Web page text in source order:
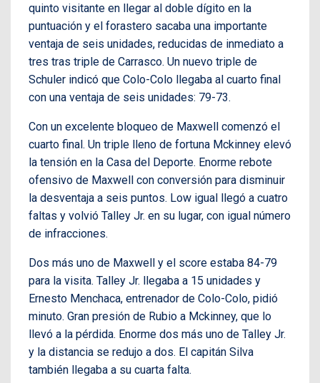
quinto visitante en llegar al doble dígito en la
puntuación y el forastero sacaba una importante
ventaja de seis unidades, reducidas de inmediato a
tres tras triple de Carrasco. Un nuevo triple de
Schuler indicó que Colo-Colo llegaba al cuarto final
con una ventaja de seis unidades: 79-73.
Con un excelente bloqueo de Maxwell comenzó el
cuarto final. Un triple lleno de fortuna Mckinney elevó
la tensión en la Casa del Deporte. Enorme rebote
ofensivo de Maxwell con conversión para disminuir
la desventaja a seis puntos. Low igual llegó a cuatro
faltas y volvió Talley Jr. en su lugar, con igual número
de infracciones.
Dos más uno de Maxwell y el score estaba 84-79
para la visita. Talley Jr. llegaba a 15 unidades y
Ernesto Menchaca, entrenador de Colo-Colo, pidió
minuto. Gran presión de Rubio a Mckinney, que lo
llevó a la pérdida. Enorme dos más uno de Talley Jr.
y la distancia se redujo a dos. El capitán Silva
también llegaba a su cuarta falta.